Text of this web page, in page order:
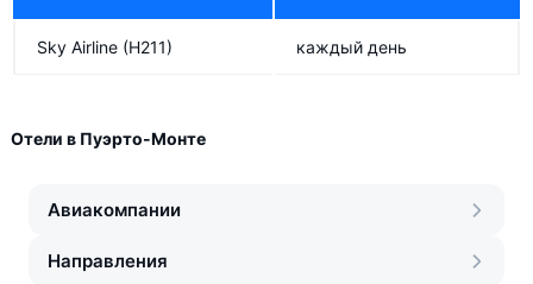
Sky Airline (H211) каждый день
Отели в Пуэрто-Монте
Авиакомпании
Направления